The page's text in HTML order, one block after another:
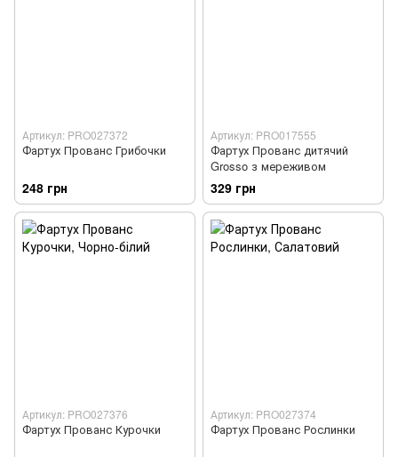
Артикул: PRO027372
Фартух Прованс Грибочки
248 грн
Артикул: PRO017555
Фартух Прованс дитячий
Grosso з мереживом
329 грн
Артикул: PRO027376
Фартух Прованс Курочки
Артикул: PRO027374
Фартух Прованс Рослинки